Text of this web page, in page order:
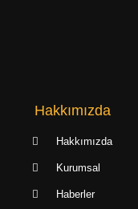
Hakkımızda
Hakkımızda
Kurumsal
Haberler